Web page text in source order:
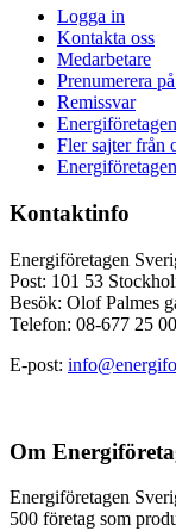
Logga in
Kontakta oss
Medarbetare
Prenumerera
Remissvar
Fler sajter från
Kontaktinfo
Energiföretagen
Post: 101 53
Besök: Olof Palmes
Telefon: 08-677 25 00
E-post:
Om
Energiföretagen
500 företag som